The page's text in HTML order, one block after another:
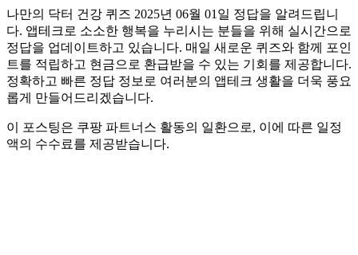
나만의 닥터 건강 퀴즈 2025년 06월 01일 정답을 알려드립니
다. 앱테크로 소소한 행복을 누리시는 분들을 위해 실시간으로
정답을 업데이트하고 있습니다. 매일 새로운 퀴즈와 함께 포인
트를 적립하고 현금으로 환급받을 수 있는 기회를 제공합니다.
정확하고 빠른 정답 정보로 여러분의 앱테크 생활을 더욱 풍요
롭게 만들어드리겠습니다.
이 포스팅은 쿠팡 파트너스 활동의 일환으로, 이에 따른 일정
액의 수수료를 제공받습니다.